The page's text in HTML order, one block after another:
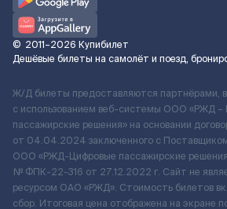
© 2011–2026 Купибилет
Дешёвые билеты на самолёт и поезд,
Ж/Д билеты предоставляются партнёрами,
с использованием веб-системы ООО «РЖД –
пассажирские решения» на основании
от 04.04.2024 заключенного с Поставщиком
ООО «РЖД-Цифровые пассажирские
№ ФПК-22-316 от 27.12.2022 г. Сайт не
ресурсом ОАО «РЖД». Стоимость билетов
сбор. Итоговая цена отображена на экране